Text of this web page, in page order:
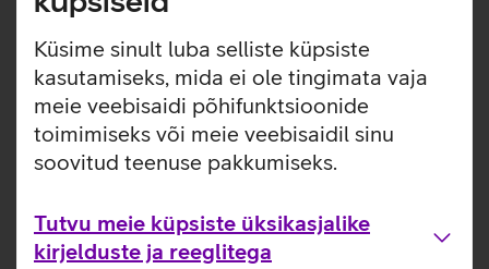
Küsime sinult luba selliste küpsiste
kasutamiseks, mida ei ole tingimata vaja
meie veebisaidi põhifunktsioonide
toimimiseks või meie veebisaidil sinu
soovitud teenuse pakkumiseks.
Tutvu meie küpsiste üksikasjalike
kirjelduste ja reeglitega